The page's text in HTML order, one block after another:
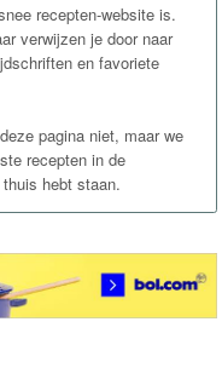
recepten-website is.
verwijzen je door naar
en favoriete
pagina niet, maar we
recepten in de
hebt staan.